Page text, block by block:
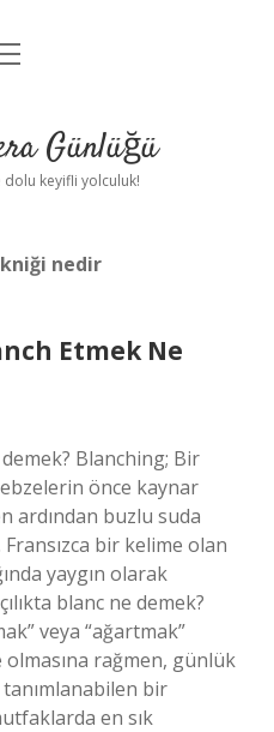
UyarıGünlüğü
keyifli yolculuk!
nedir
Etmek Ne
Blanching; Bir
önce kaynar
ardından buzlu suda
bir kelime olan
yaygın olarak
blanc ne demek?
veya “ağartmak”
rağmen, günlük
bir
en sık